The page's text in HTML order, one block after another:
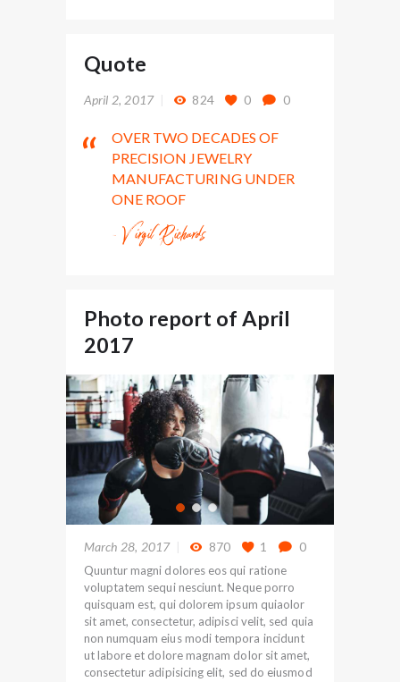
Quote
April 2, 2017 824 0 0
OVER TWO DECADES OF
PRECISION JEWELRY
MANUFACTURING UNDER
ONE ROOF
- Virgil Richards
Photo report of April
2017
March 28, 2017 870 1 0
Quuntur magni dolores eos qui ratione
voluptatem sequi nesciunt. Neque porro
quisquam est, qui dolorem ipsum quiaolor
sit amet, consectetur, adipisci velit, sed quia
non numquam eius modi tempora incidunt
ut labore et dolore magnam dolor sit amet,
consectetur adipisicing elit, sed do eiusmod